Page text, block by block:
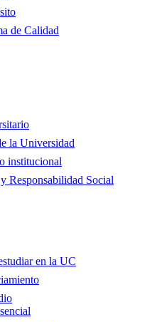
de Calidad
la Universidad
institucional
Responsabilidad Social
en la UC